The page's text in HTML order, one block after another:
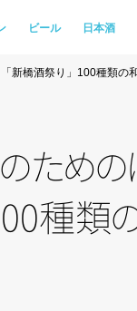
ビール 日本酒
新橋酒祭り」100種類の
ための
種類